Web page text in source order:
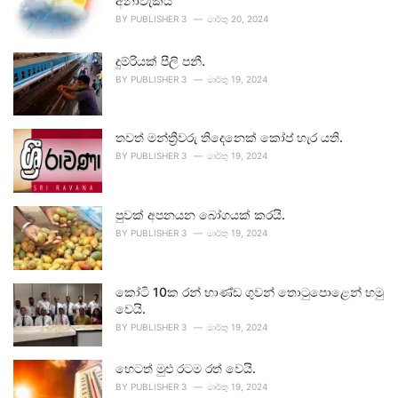
BY PUBLISHER 3 මාර්තු 20, 2024
දුම්රියක් පීලි පනී.
BY PUBLISHER 3 මාර්තු 19, 2024
තවත් මන්ත්‍රීවරු තිදෙනෙක් කෝප් හැර යති.
BY PUBLISHER 3 මාර්තු 19, 2024
පුවක් අපනයන බෝගයක් කරයි.
BY PUBLISHER 3 මාර්තු 19, 2024
කෝටි 10ක රන් භාණ්ඩ ගුවන් තොටුපොළෙන් හමු
වෙයි.
BY PUBLISHER 3 මාර්තු 19, 2024
හෙටත් මුළු රටම රත් වෙයි.
BY PUBLISHER 3 මාර්තු 19, 2024